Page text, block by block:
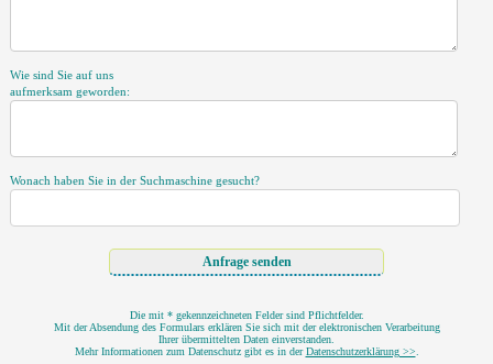
Wie sind Sie auf uns
aufmerksam geworden:
Wonach haben Sie in der Suchmaschine gesucht?
Die mit * gekennzeichneten Felder sind Pflichtfelder.
Mit der Absendung des Formulars erklären Sie sich mit der elektronischen Verarbeitung
Ihrer übermittelten Daten einverstanden.
Mehr Informationen zum Datenschutz gibt es in derDatenschutzerklärung >>.